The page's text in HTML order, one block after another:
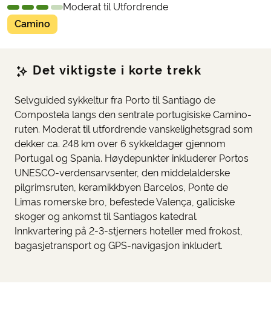
Moderat til Utfordrende
Camino
Det viktigste i korte trekk
Selvguided sykkeltur fra Porto til Santiago de
Compostela langs den sentrale portugisiske Camino-
ruten. Moderat til utfordrende vanskelighetsgrad som
dekker ca. 248 km over 6 sykkeldager gjennom
Portugal og Spania. Høydepunkter inkluderer Portos
UNESCO-verdensarvsenter, den middelalderske
pilgrimsruten, keramikkbyen Barcelos, Ponte de
Limas romerske bro, befestede Valença, galiciske
skoger og ankomst til Santiagos katedral.
Innkvartering på 2-3-stjerners hoteller med frokost,
bagasjetransport og GPS-navigasjon inkludert.